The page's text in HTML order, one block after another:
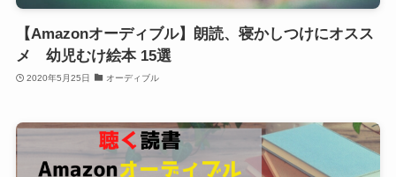
【Amazonオーディブル】朗読、寝かしつけにオスス
メ 幼児むけ絵本 15選
2020年5月25日 オーディブル